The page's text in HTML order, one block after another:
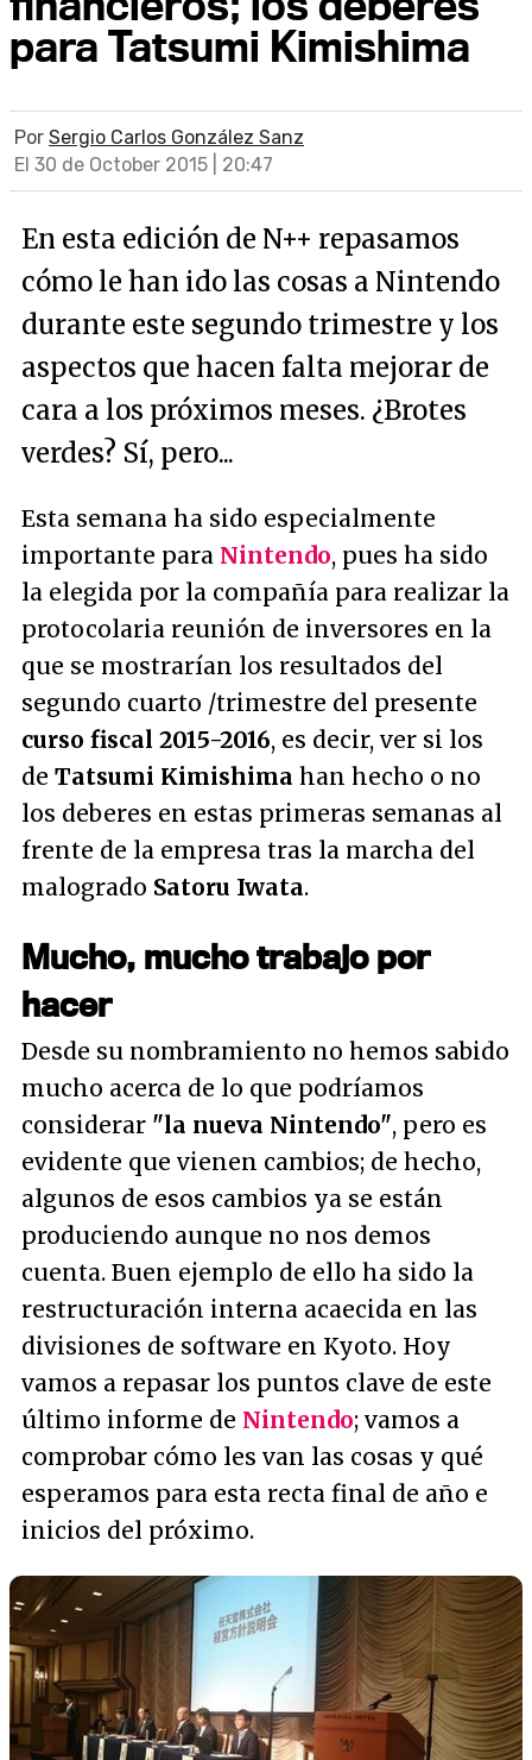
para Tatsumi Kimishima
Por Sergio Carlos González Sanz
El 30 de October 2015 | 20:47
En esta edición de N++ repasamos
cómo le han ido las cosas a Nintendo
durante este segundo trimestre y los
aspectos que hacen falta mejorar de
cara a los próximos meses. ¿Brotes
verdes? Sí, pero...
Esta semana ha sido especialmente
importante para Nintendo, pues ha sido
la elegida por la compañía para realizar la
protocolaria reunión de inversores en la
que se mostrarían los resultados del
segundo cuarto /trimestre del presente
curso fiscal 2015-2016, es decir, ver si los
de Tatsumi Kimishima han hecho o no
los deberes en estas primeras semanas al
frente de la empresa tras la marcha del
malogrado Satoru Iwata.
Mucho, mucho trabajo por
hacer
Desde su nombramiento no hemos sabido
mucho acerca de lo que podríamos
considerar "la nueva Nintendo", pero es
evidente que vienen cambios; de hecho,
algunos de esos cambios ya se están
produciendo aunque no nos demos
cuenta. Buen ejemplo de ello ha sido la
restructuración interna acaecida en las
divisiones de software en Kyoto. Hoy
vamos a repasar los puntos clave de este
último informe de Nintendo; vamos a
comprobar cómo les van las cosas y qué
esperamos para esta recta final de año e
inicios del próximo.